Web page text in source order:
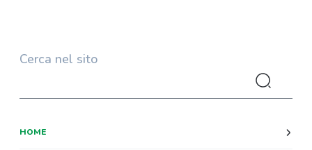
Cerca nel sito
HOME